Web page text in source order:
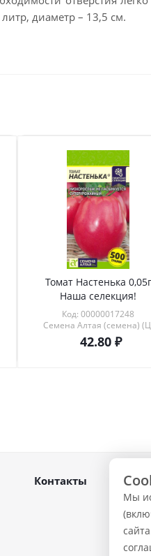
диаметр – 13,5 см.
Томат Настенька 0,05г
Наша селекция!
Код: 00000017248
Семена Алтая (семена)
42.80
Контакты
Мы